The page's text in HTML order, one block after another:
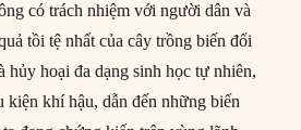
có trách nhiệm với người dân và
tồi tệ nhất của cây trồng biến đổi
hủy hoại đa dạng sinh học tự nhiên,
kiện khí hậu, dẫn đến những biến